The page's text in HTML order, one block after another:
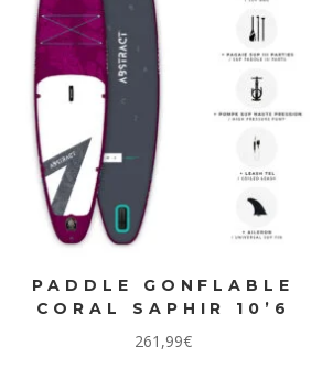
PADDLE GONFLABLE
CORAL SAPHIR 10’6
261,99€